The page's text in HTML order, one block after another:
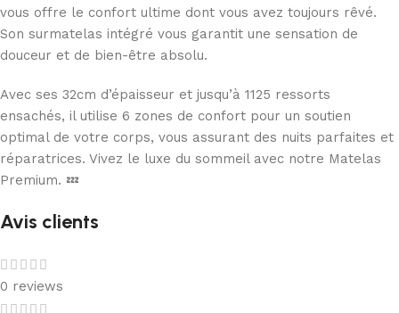
vous offre le confort ultime dont vous avez toujours rêvé.
Son surmatelas intégré vous garantit une sensation de
douceur et de bien-être absolu.
Avec ses 32cm d’épaisseur et jusqu’à 1125 ressorts
ensachés, il utilise 6 zones de confort pour un soutien
optimal de votre corps, vous assurant des nuits parfaites et
réparatrices. Vivez le luxe du sommeil avec notre Matelas
Premium. 💤
Avis clients
0 reviews